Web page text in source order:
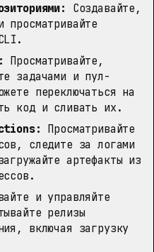
Создавайте,
просматривайте
Просматривайте,
задачами и пул-
переключаться на
код и сливать их.
Просматривайте
следите за логами
артефакты из
и управляйте
релизы
включая загрузку